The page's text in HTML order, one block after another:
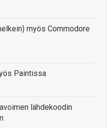
myös Commodore
Paintissa
lähdekoodin